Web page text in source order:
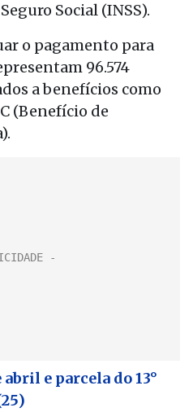
Social (INSS).
o pagamento para
96.574
a benefícios como
(Benefício de
e parcela do 13°